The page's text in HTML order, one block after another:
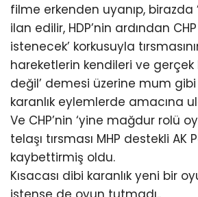
filme erkenden uyanıp, birazda
ilan edilir, HDP’nin ardından
istenecek’ korkusuyla
hareketlerin kendileri ve gerçek
değil’ demesi üzerine mum gibi
karanlık eylemlerde amacına
Ve CHP’nin ‘yine mağdur rolü
telaşı tırsması MHP destekli AK
kaybettirmiş oldu.
Kısacası dibi karanlık yeni bir